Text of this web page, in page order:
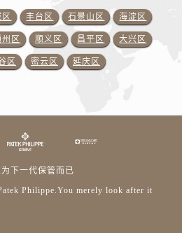
丰台区 石景山区 海淀区
州区 顺义区 昌平区 大兴区
区 密云区 延庆区
下一代保管而已
Philippe.You merely look after it